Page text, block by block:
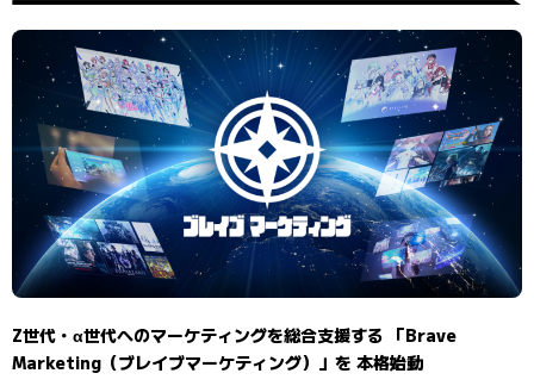
Z世代・α世代へのマーケティングを総合支援する 「Brave
Marketing（ブレイブマーケティング）」を 本格始動